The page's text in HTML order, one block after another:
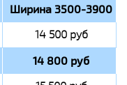
Ширина 3500-3900
14 500 руб
14 800 руб